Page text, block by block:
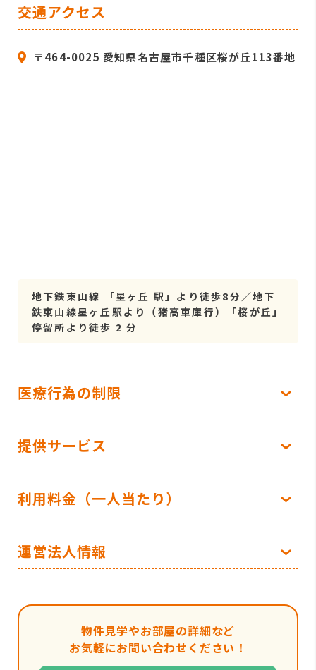
交通アクセス
〒464-0025 愛知県名古屋市千種区桜が丘113番地
地下鉄東山線 「星ヶ丘 駅」より徒歩8分／地下
鉄東山線星ヶ丘駅より（猪高車庫行）「桜が丘」
停留所より徒歩 2 分
医療行為の制限
提供サービス
利用料金（一人当たり）
運営法人情報
物件見学やお部屋の詳細など
お気軽にお問い合わせください！